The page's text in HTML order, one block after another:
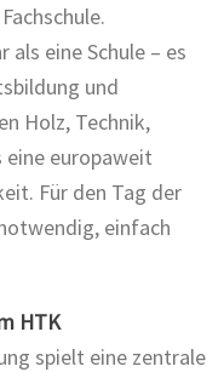
eine Schule – es
und
Holz, Technik,
eine europaweit
Für den Tag der
einfach
HTK
spielt eine zentrale